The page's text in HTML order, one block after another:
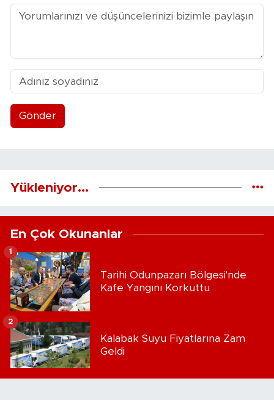
Gönder
Yükleniyor...
En Çok Okunanlar
Tarihi Odunpazarı Bölgesi'nde
Kafe Yangını Korkuttu
1
Kalabak Suyu Fiyatlarına Zam
Geldi
2